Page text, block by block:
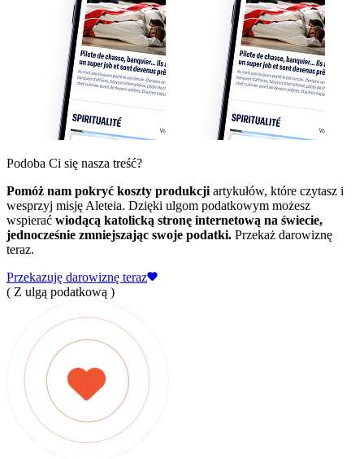
Podoba Ci się nasza treść?
Pomóż nam pokryć koszty produkcji artykułów, które czytasz i
wesprzyj misję Aleteia. Dzięki ulgom podatkowym możesz
wspierać wiodącą katolicką stronę internetową na świecie,
jednocześnie zmniejszając swoje podatki. Przekaż darowiznę
teraz.
Przekazuję darowiznę teraz
( Z ulgą podatkową )